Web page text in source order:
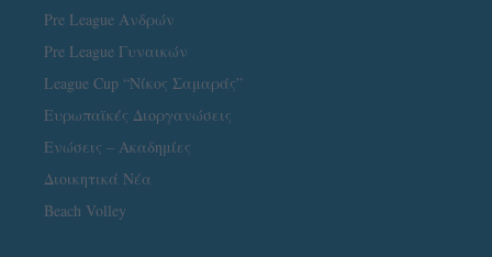
Pre League Ανδρών
Pre League Γυναικών
League Cup “Νίκος Σαμαράς”
Ευρωπαϊκές Διοργανώσεις
Ενώσεις – Ακαδημίες
Διοικητικά Νέα
Beach Volley